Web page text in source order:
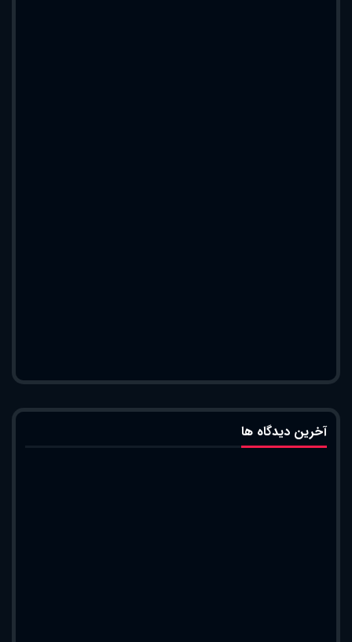
آخرین دیدگاه ها